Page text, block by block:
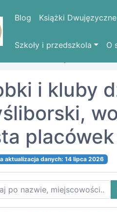
Blog Książki Dwujęzyczne
Szkoły i przedszkola O
i kluby
placówek
aktualizacja danych: 14 lipca 2026